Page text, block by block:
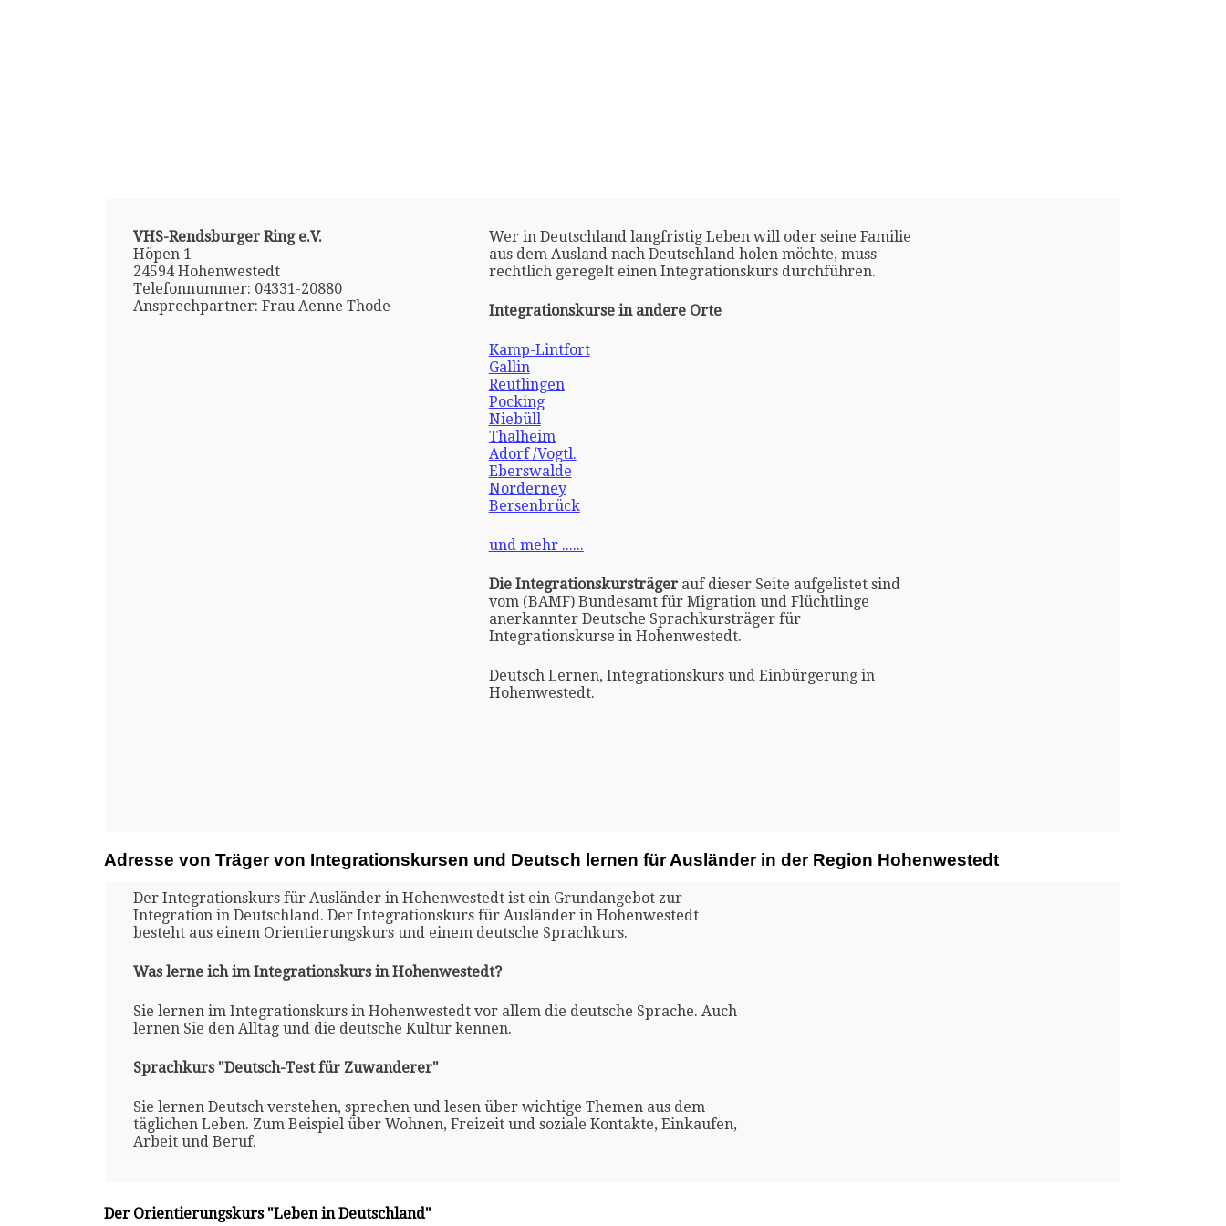
VHS-Rendsburger Ring e.V.
Höpen 1
24594 Hohenwestedt
Telefonnummer: 04331-20880
Ansprechpartner: Frau Aenne Thode
Wer in Deutschland langfristig Leben will oder seine Familie
aus dem Ausland nach Deutschland holen möchte, muss
rechtlich geregelt einen Integrationskurs durchführen.
Integrationskurse in andere Orte
Kamp-Lintfort
Gallin
Reutlingen
Pocking
Niebüll
Thalheim
Adorf /Vogtl.
Eberswalde
Norderney
Bersenbrück
und mehr ......
Die Integrationskursträgerauf dieser Seite aufgelistet sind
vom (BAMF) Bundesamt für Migration und Flüchtlinge
anerkannter Deutsche Sprachkursträger für
Integrationskurse in Hohenwestedt.
Deutsch Lernen, Integrationskurs und Einbürgerung in
Hohenwestedt.
Adresse von Träger von Integrationskursen und Deutsch lernen für Ausländer in der Region Hohenwestedt
Der Integrationskurs für Ausländer in Hohenwestedt ist ein Grundangebot zur
Integration in Deutschland. Der Integrationskurs für Ausländer in Hohenwestedt
besteht aus einem Orientierungskurs und einem deutsche Sprachkurs.
Was lerne ich im Integrationskurs in Hohenwestedt?
Sie lernen im Integrationskurs in Hohenwestedt vor allem die deutsche Sprache. Auch
lernen Sie den Alltag und die deutsche Kultur kennen.
Sprachkurs "Deutsch-Test für Zuwanderer"
Sie lernen Deutsch verstehen, sprechen und lesen über wichtige Themen aus dem
täglichen Leben. Zum Beispiel über Wohnen, Freizeit und soziale Kontakte, Einkaufen,
Arbeit und Beruf.
Der Orientierungskurs "Leben in Deutschland"